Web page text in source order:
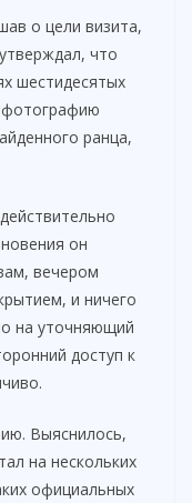
о цели визита,
что
шестидесятых
фотографию
ранца,
он
вечером
и ничего
на уточняющий
доступ к
Выяснилось,
на нескольких
официальных